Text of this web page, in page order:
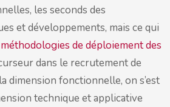
les seconds des
et développements, mais ce qui
méthodologies de déploiement des
dans le recrutement de
dimension fonctionnelle, on s’est
technique et applicative